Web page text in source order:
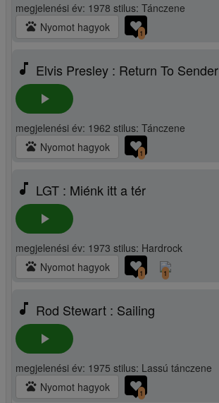
megjelenési év: 1978 stilus: Tánczene
pets Nyomot hagyok 1
music_note Elvis Presley : Return To Sender
play_arrow
megjelenési év: 1962 stilus: Tánczene
pets Nyomot hagyok 1
music_note LGT : Miénk itt a tér
play_arrow
megjelenési év: 1973 stilus: Hardrock
pets Nyomot hagyok 1 1
music_note Rod Stewart : Sailing
play_arrow
megjelenési év: 1975 stilus: Lassú tánczene
pets Nyomot hagyok 1